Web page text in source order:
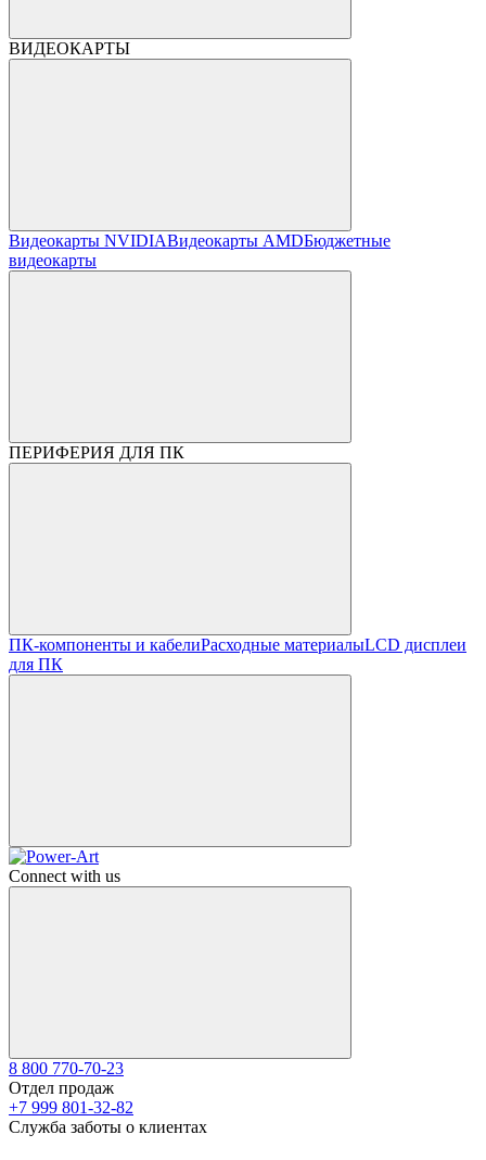
ВИДЕОКАРТЫ
Видеокарты NVIDIAВидеокарты AMDБюджетные
видеокарты
ПЕРИФЕРИЯ ДЛЯ ПК
ПК-компоненты и кабелиРасходные материалыLCD дисплеи
для ПК
Connect with us
8 800 770-70-23
Отдел продаж
+7 999 801-32-82
Служба заботы о клиентах